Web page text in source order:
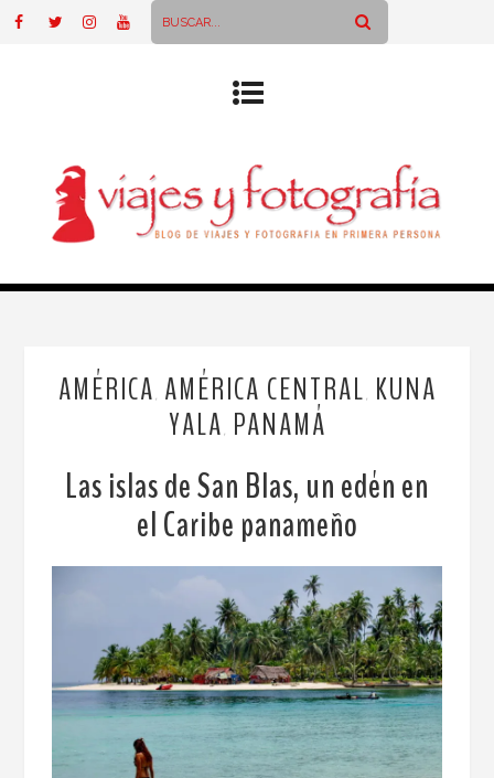
AMÉRICA AMÉRICA CENTRAL KUNA
YALA PANAMÁ
Las islas de San Blas, un edén en
el Caribe panameño